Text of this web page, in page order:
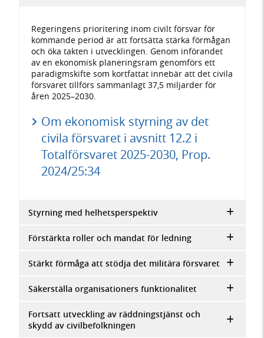
Regeringens prioritering inom civilt försvar för
kommande period är att fortsätta stärka förmågan
och öka takten i utvecklingen. Genom införandet
av en ekonomisk planeringsram genomförs ett
paradigmskifte som kortfattat innebär att det civila
försvaret tillförs sammanlagt 37,5 miljarder för
åren 2025–2030.
Om ekonomisk styrning av det
civila försvaret i avsnitt 12.2 i
Totalförsvaret 2025-2030, Prop.
2024/25:34
Styrning med helhetsperspektiv
Förstärkta roller och mandat för ledning
Stärkt förmåga att stödja det militära försvaret
Säkerställa organisationers funktionalitet
Fortsatt utveckling av räddningstjänst och
skydd av civilbefolkningen